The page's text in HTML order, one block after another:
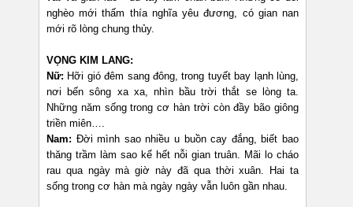
nghèo mới thấm thía nghĩa yêu đương, có gian nan
mới rõ lòng chung thủy.
VỌNG KIM LANG:
Nữ: Hỡi gió đêm sang đông, trong tuyết bay lạnh lùng,
nơi bến sông xa xa, nhìn bầu trời thắt se lòng ta.
Những năm sống trong cơ hàn trời còn đầy bão giông
triền miên….
Nam: Đời mình sao nhiều u buồn cay đắng, biết bao
thăng trầm làm sao kể hết nỗi gian truân. Mãi lo cháo
rau qua ngày mà giờ này đã qua thời xuân. Hai ta
sống trong cơ hàn mà ngày ngày vẫn luôn gần nhau.